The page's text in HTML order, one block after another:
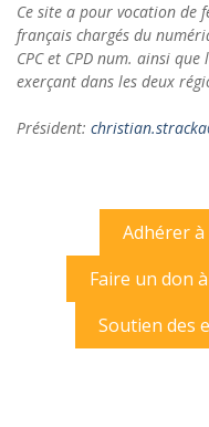
Ce site a pour vocation de
français chargés du
CPC et CPD num. ainsi
exerçant dans les deux
Président:
Adhérer à
Faire un don
Soutien des